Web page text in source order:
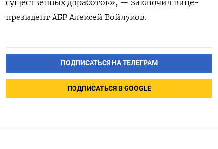
существенных доработок», — заключил вице-
президент АБР Алексей Войлуков.
ПОДПИСАТЬСЯ НА ТЕЛЕГРАМ
ПОДПИСАТЬСЯ В GOOGLE